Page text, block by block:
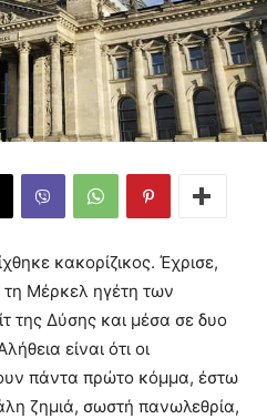
κακορίζικος. Έχρισε,
Μέρκελ ηγέτη των
της Δύσης και μέσα σε δυο
είναι ότι οι
πάντα πρώτο κόμμα, έστω
ζημιά, σωστή πανωλεθρία,